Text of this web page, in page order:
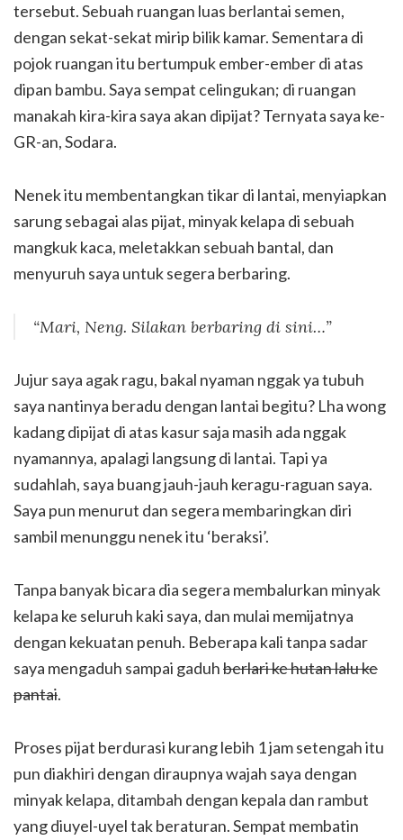
tersebut. Sebuah ruangan luas berlantai semen,
dengan sekat-sekat mirip bilik kamar. Sementara di
pojok ruangan itu bertumpuk ember-ember di atas
dipan bambu. Saya sempat celingukan; di ruangan
manakah kira-kira saya akan dipijat? Ternyata saya ke-
GR-an, Sodara.
Nenek itu membentangkan tikar di lantai, menyiapkan
sarung sebagai alas pijat, minyak kelapa di sebuah
mangkuk kaca, meletakkan sebuah bantal, dan
menyuruh saya untuk segera berbaring.
“Mari, Neng. Silakan berbaring di sini…”
Jujur saya agak ragu, bakal nyaman nggak ya tubuh
saya nantinya beradu dengan lantai begitu? Lha wong
kadang dipijat di atas kasur saja masih ada nggak
nyamannya, apalagi langsung di lantai. Tapi ya
sudahlah, saya buang jauh-jauh keragu-raguan saya.
Saya pun menurut dan segera membaringkan diri
sambil menunggu nenek itu ‘beraksi’.
Tanpa banyak bicara dia segera membalurkan minyak
kelapa ke seluruh kaki saya, dan mulai memijatnya
dengan kekuatan penuh. Beberapa kali tanpa sadar
saya mengaduh sampai gaduhberlari ke hutan lalu ke
pantai.
Proses pijat berdurasi kurang lebih 1 jam setengah itu
pun diakhiri dengan diraupnya wajah saya dengan
minyak kelapa, ditambah dengan kepala dan rambut
yang diuyel-uyel tak beraturan. Sempat membatin